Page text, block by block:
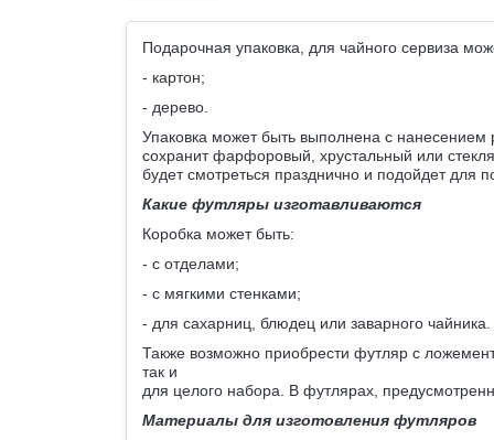
продукта
Подарочная упаковка, для чайного сервиза
- картон;
- дерево.
Упаковка может быть выполнена с нанесением
сохранит фарфоровый, хрустальный или
будет смотреться празднично и подойдет для
Какие футляры изготавливаются
Коробка может быть:
- с отделами;
- с мягкими стенками;
- для сахарниц, блюдец или заварного
Также возможно приобрести футляр с
так и
для целого набора. В футлярах,
Материалы для изготовления футляров